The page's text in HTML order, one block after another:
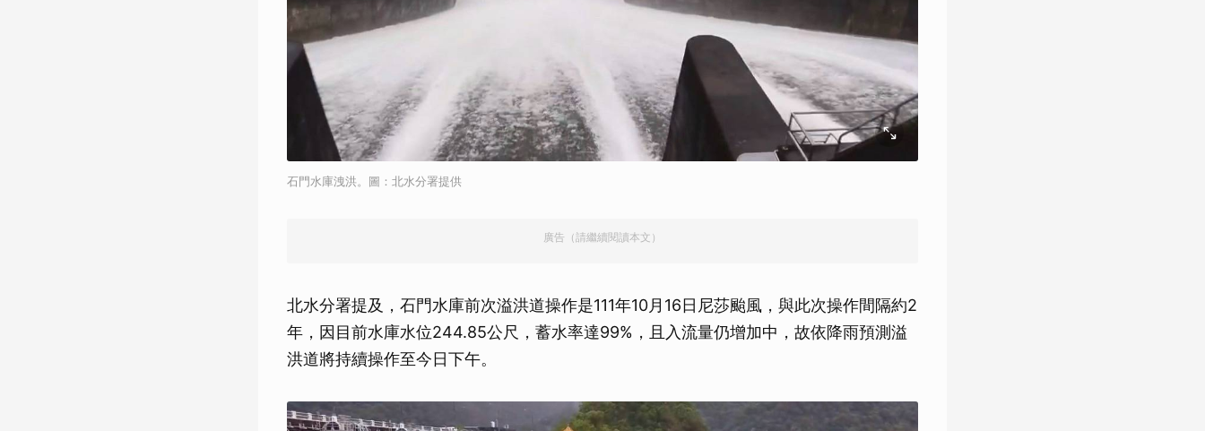
石門水庫洩洪。圖：北水分署提供
廣告（請繼續閱讀本文）
北水分署提及，石門水庫前次溢洪道操作是111年10月16日尼莎颱風，與此次操作間隔約2
年，因目前水庫水位244.85公尺，蓄水率達99%，且入流量仍增加中，故依降雨預測溢
洪道將持續操作至今日下午。